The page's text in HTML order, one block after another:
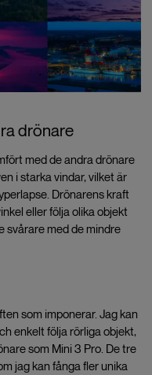
drönare
med de andra drönare
i starka vindar, vilket är
Drönarens kraft
eller följa olika objekt
svårare med de mindre
som imponerar. Jag kan
enkelt följa rörliga objekt,
som Mini 3 Pro. De tre
jag kan fånga fler unika